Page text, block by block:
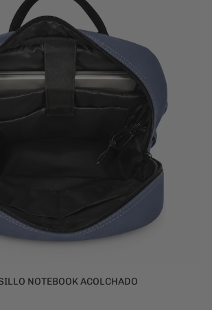
NOTEBOOK ACOLCHADO